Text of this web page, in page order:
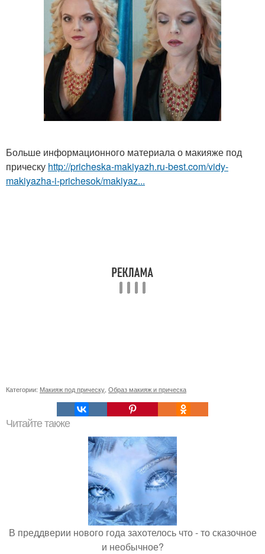
Больше информационного материала о макияже под
прическу http://pricheska-makiyazh.ru-best.com/vidy-
makiyazha-i-prichesok/makiyaz...
Категории: Макияж под прическу Образ макияж и прическа
Читайте также
В преддверии нового года захотелось что - то сказочное
и необычное?